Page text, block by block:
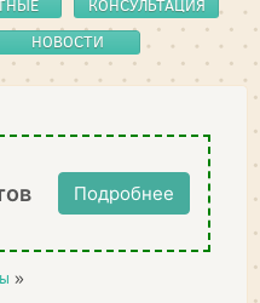
КОНСУЛЬТАЦИЯ
НОВОСТИ
Подробнее
»